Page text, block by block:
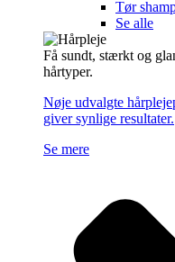
Tør
Se alle
Få sundt, stærkt og
hårtyper.
Nøje udvalgte
giver synlige resultater.
Se mere